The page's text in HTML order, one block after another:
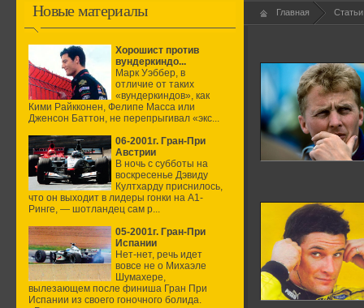
Новые материалы
Хорошист против
вундеркиндо...
Марк Уэббер, в
отличие от таких
«вундеркиндов», как
Кими Райкконен, Фелипе Масса или
Дженсон Баттон, не перепрыгивал «экс...
06-2001г. Гран-При
Австрии
В ночь с субботы на
воскресенье Дэвиду
Култхарду приснилось,
что он выходит в лидеры гонки на А1-
Ринге, — шотландец сам р...
05-2001г. Гран-При
Испании
Нет-нет, речь идет
вовсе не о Михаэле
Шумахере,
вылезающем после финиша Гран При
Испании из своего гоночного болида.
Главная